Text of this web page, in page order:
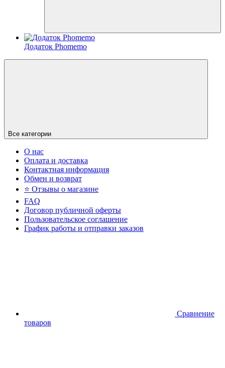
Додаток Phomemo
Все категории
О нас
Оплата и доставка
Контактная информация
Обмен и возврат
⭐ Отзывы о магазине
FAQ
Договор публичной оферты
Пользовательское соглашение
График работы и отправки заказов
Сравнение
товаров